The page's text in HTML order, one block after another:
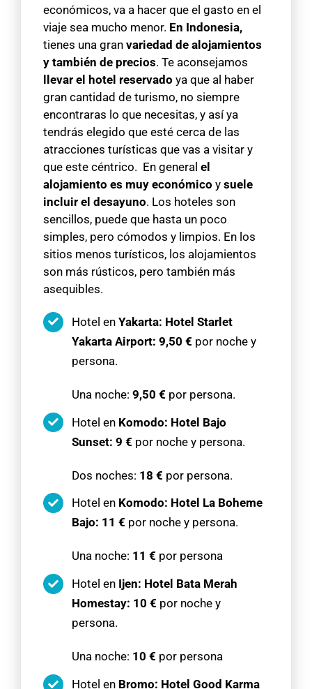
económicos, va a hacer que el gasto en el
viaje sea mucho menor. En Indonesia,
tienes una gran variedad de alojamientos
y también de precios. Te aconsejamos
llevar el hotel reservado ya que al haber
gran cantidad de turismo, no siempre
encontraras lo que necesitas, y así ya
tendrás elegido que esté cerca de las
atracciones turísticas que vas a visitar y
que este céntrico. En general el
alojamiento es muy económico y suele
incluir el desayuno. Los hoteles son
sencillos, puede que hasta un poco
simples, pero cómodos y limpios. En los
sitios menos turísticos, los alojamientos
son más rústicos, pero también más
asequibles.
Hotel en Yakarta: Hotel Starlet
Yakarta Airport: 9,50 € por noche y
persona.
Una noche: 9,50 € por persona.
Hotel en Komodo: Hotel Bajo
Sunset: 9 € por noche y persona.
Dos noches: 18 € por persona.
Hotel en Komodo: Hotel La Boheme
Bajo: 11 € por noche y persona.
Una noche: 11 € por persona
Hotel en Ijen: Hotel Bata Merah
Homestay: 10 € por noche y
persona.
Una noche: 10 € por persona
Hotel enBromo: Hotel Good Karma